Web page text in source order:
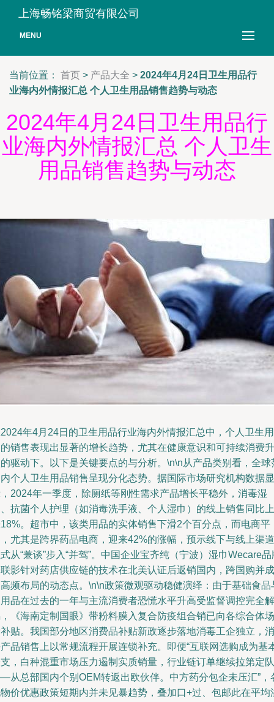
上海畅铭梁商贸有限公司
MENU
当前位置： 首页 > 产品大全 > 2024年4月24日卫生用品行
业海内外情报汇总 个人卫生用品销售趋势与动态
2024年4月24日卫生用品行
业海内外情报汇总 个人卫生
用品销售趋势与动态
年4月24日的卫生用品行业海内外情报汇总中，个人卫生用
销售表现出显著的增长趋势，尤其在健康意识和可持续消费升
驱动下。以下是关键要点的与分析。\n\n从产品类别看，全球
个人卫生用品销售呈现分化态势。据国际市场研究机构数据显
2024年一季度，除厕纸等刚性需求产品增长平稳外，消毒湿
抗菌个人护理（如消毒洗手液、个人湿巾）的线上销售同比上
。超市中，该类用品的实体销售下滑2个百分点，而电商平
尤其是跨界药品电商，迎来42%的涨幅，预示线下与线上渠道
从“兼谈”步入“并驾”。中国企业宝齐纯（宁波）湿巾Wecare品
影针对药店供应链的技术在北美认证后返销国内，跨国购并成
频布局的动态点。\n\n政策微观驱动稳健演绎：由于基础食品
品在过去的一年与主流消费者恐慌水平升高受监督调控完全解
《海南定制国眼》带粉料膜入复合防疫组合销已向各综合体场
贴。我国部分地区消费品补贴新政逐步落地消毒工企独立，消
品销售上以常规流程开展连锁补充。即便“互联网选购成为基
，白种混重市场压力遏制实质销量，行业链订单继续拉第定队
从总部国内个别OEM转返出欧伙伴。中方药分包企未压汇”，
价优惠政策短期内并未见暴趋势，叠加口+过、包邮此在平均